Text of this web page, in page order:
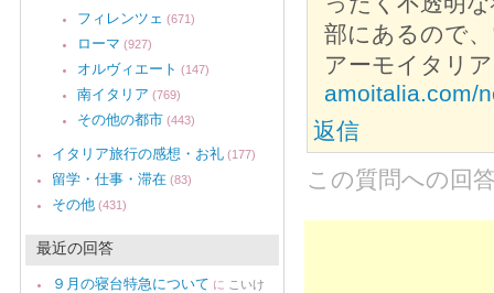
部にあるので
アーモイタリ
amoitalia.com/
返信
この質問への回
フィレンツェ (671)
ローマ (927)
オルヴィエート (147)
南イタリア (769)
その他の都市 (443)
イタリア旅行の感想・お礼 (177)
留学・仕事・滞在 (83)
その他 (431)
最近の回答
９月の寝台特急について に こいけ